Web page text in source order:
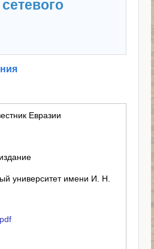
Евразии
университет имени И. Н.